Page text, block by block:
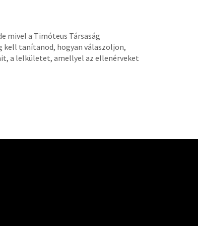
mivel a Timóteus Társaság
kell tanítanod, hogyan válaszoljon,
a lelkületet, amellyel az ellenérveket